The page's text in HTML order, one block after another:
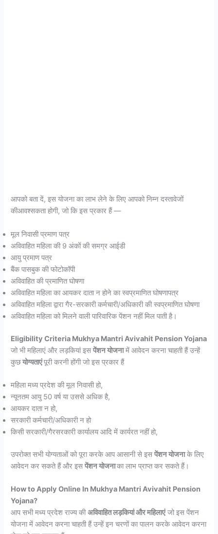
आपको बता दें, इस योजना का लाभ लेने के लिए आपको निम्न दस्तावेजों
कीआवश्सकता होगी, जो कि इस प्रकार हैं —
मूल निवासी प्रमाण पत्र
अविवाहित महिला की 9 अंकों की समग्र आईडी
आयु प्रमाण पत्र
बैंक पासबुक की फोटोकॉपी
अविवाहित की प्रमाणित घोषणा
अविवाहित महिला का आयकर दाता न होने का स्वप्रमाणित घोषणापत्र
अविवाहित महिला द्वारा गैर-सरकारी कर्मचारी/अधिकारी की स्वप्रमाणित घोषणा
अविवाहित महिला को मिलने वाली पारिवारिक पेंशन नहीं मिल पाती है।
Eligibility Criteria Mukhya Mantri Avivahit Pension Yojana
जो भी महिलाएं और लड़कियां इसपेंशन योजनामें आवेदन करना चाहती हैं उन्हें
कुछयोग्यताएंपूरी करनी होंगी जो इस प्रकार हैं
महिला मध्य प्रदेश की मूल निवासी हो,
न्यूनतम आयु 50 वर्ष या उससे अधिक है,
आयकर दाता न हो,
सरकारी कर्मचारी/अधिकारी न हो
किसी सरकारी/गैरसरकारी कार्यालय आदि में कार्यरत नहीं हो,
उपरोक्त सभी योग्यताओं को पूरा करके आप आसानी से इसपेंशन योजनाके लिए
आवेदन कर सकते हैं और इसपेंशन योजनाका लाभ प्राप्त कर सकते हैं।
How to Apply Online In Mukhya Mantri Avivahit Pension
Yojana?
आप सभी मध्य प्रदेश राज्य कीअविवाहित लड़कियां और महिलाएंजो इस पेंशन
योजना में आवेदन करना चाहती हैं उन्हें इन चरणों का पालन करके आवेदन करना